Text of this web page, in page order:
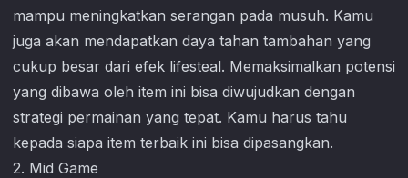
mampu meningkatkan serangan pada musuh. Kamu
juga akan mendapatkan daya tahan tambahan yang
cukup besar dari efek lifesteal. Memaksimalkan potensi
yang dibawa oleh item ini bisa diwujudkan dengan
strategi permainan yang tepat. Kamu harus tahu
kepada siapa item terbaik ini bisa dipasangkan.
2. Mid Game